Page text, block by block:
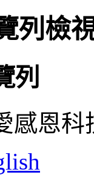
列檢
列
感恩科